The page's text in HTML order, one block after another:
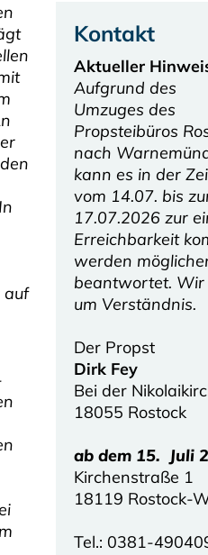
auf
Kontakt
Aktueller
Aufgrund des
Umzuges des
Propsteibüros
nach
kann es in der
vom 14.07. bis
17.07.2026 zur
Erreichbarkeit
werden
beantwortet. Wir
um Verständnis.
Der Propst
Dirk Fey
Bei der
18055 Rostock
ab dem 15. Juli
Kirchenstraße 1
18119 Rostock-
Tel.: 0381-